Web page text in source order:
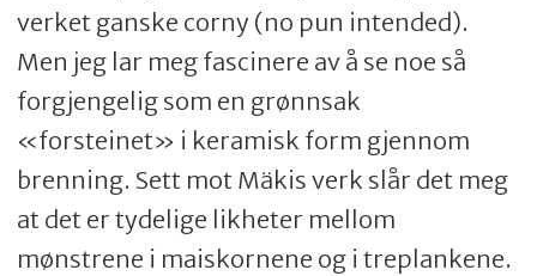
verket ganske corny (no pun intended).
Men jeg lar meg fascinere av å se noe så
forgjengelig som en grønnsak
«forsteinet» i keramisk form gjennom
brenning. Sett mot Mäkis verk slår det meg
at det er tydelige likheter mellom
mønstrene i maiskornene og i treplankene.